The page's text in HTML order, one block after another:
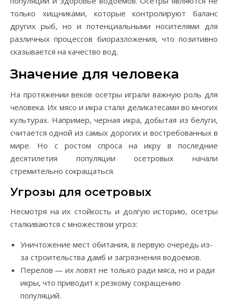
только хищниками, которые контролируют баланс
других рыб, но и потенциальными носителями для
различных процессов биоразложения, что позитивно
сказывается на качество вод.
Значение для человека
На протяжении веков осетры играли важную роль для
человека. Их мясо и икра стали деликатесами во многих
культурах. Например, черная икра, добытая из белуги,
считается одной из самых дорогих и востребованных в
мире. Но с ростом спроса на икру в последние
десятилетия популяции осетровых начали
стремительно сокращаться.
Угрозы для осетровых
Несмотря на их стойкость и долгую историю, осетры
сталкиваются с множеством угроз:
Уничтожение мест обитания, в первую очередь из-
за строительства дамб и загрязнения водоемов.
Перелов — их ловят не только ради мяса, но и ради
икры, что приводит к резкому сокращению
популяций.